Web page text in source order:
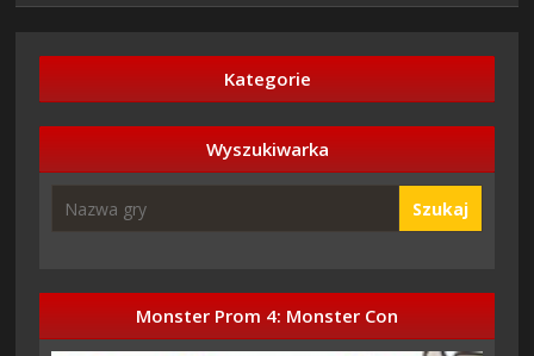
Kategorie
Wyszukiwarka
Szukaj
Monster Prom 4: Monster Con